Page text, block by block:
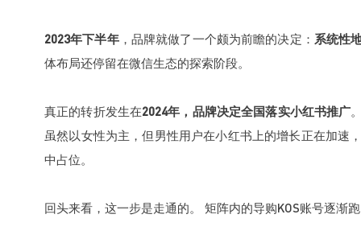
2023年下半年，品牌就做了一个颇为前瞻的决定： 系统性
体布局还停留在微信生态的探索阶段。
真正的转折发生在2024年， 品牌决定全国落实小红书推广
虽然以女性为主，但男性用户在小红书上的增长正在加速
中占位。
回头来看，这一步是走通的。 矩阵内的导购KOS账号逐渐